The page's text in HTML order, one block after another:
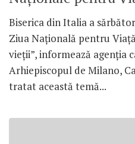
Biserica din Italia a
Ziua Naţională pentru
vieţii”, informează agenţia
Arhiepiscopul de Milano,
tratat această temă...